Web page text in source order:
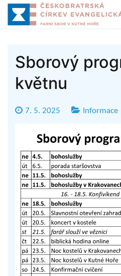
Přeskočit
Sborový
květnu
7. 5. 2025 Informace